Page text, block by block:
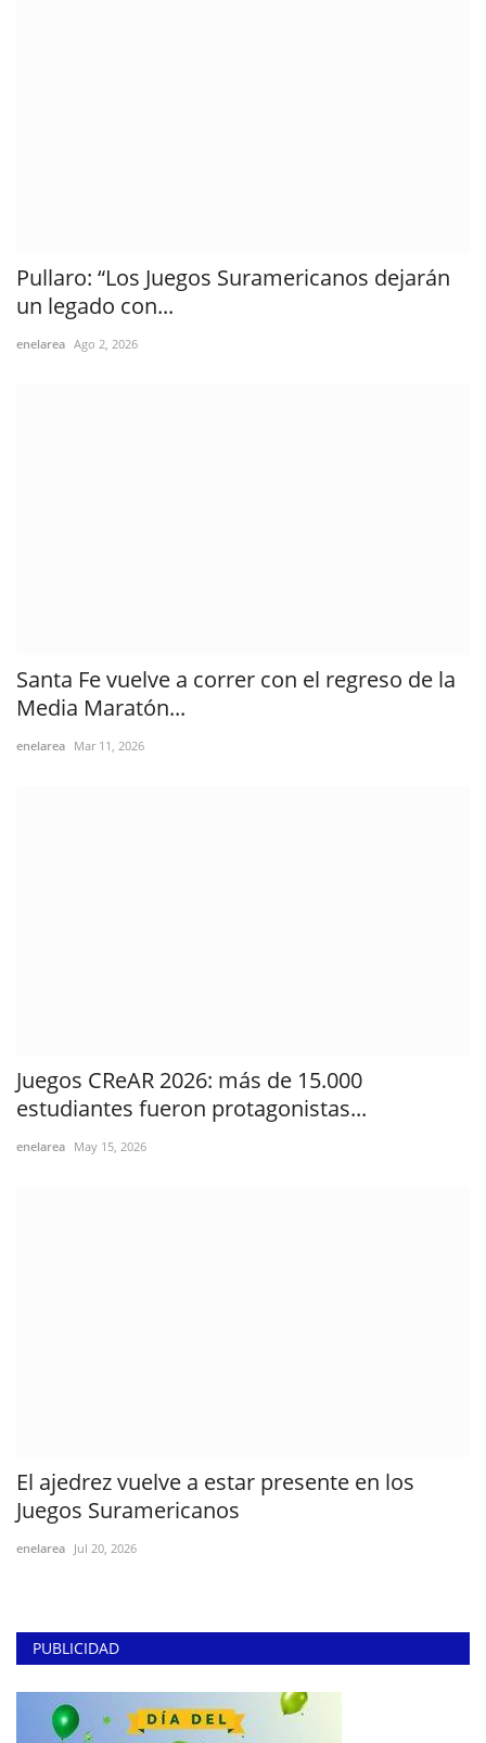
Pullaro: “Los Juegos Suramericanos dejarán
un legado con...
enelarea Ago 2, 2026
Santa Fe vuelve a correr con el regreso de la
Media Maratón...
enelarea Mar 11, 2026
Juegos CReAR 2026: más de 15.000
estudiantes fueron protagonistas...
enelarea May 15, 2026
El ajedrez vuelve a estar presente en los
Juegos Suramericanos
enelarea Jul 20, 2026
PUBLICIDAD